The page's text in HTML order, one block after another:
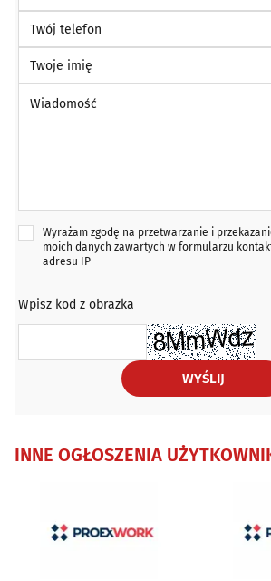
Twój telefon
Twoje imię
Wyrażam zgodę na przetwarzanie i
moich danych zawartych w formularzu
adresu IP
Wpisz kod z obrazka
WYŚLIJ
INNE OGŁOSZENIA